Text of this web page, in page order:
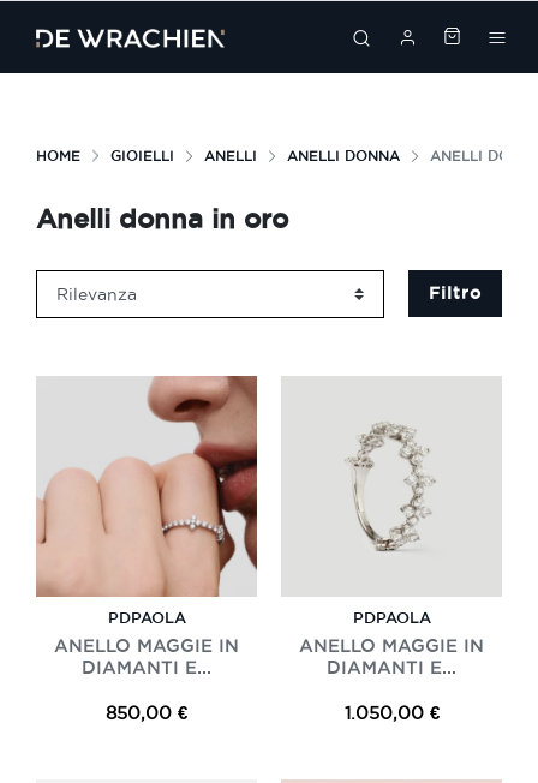
search
HOME GIOIELLI ANELLI ANELLI DONNA ANELLI
Anelli donna in oro
Filtro
PDPAOLA
ANELLO MAGGIE IN
DIAMANTI E...
850,00 €
PDPAOLA
ANELLO MAGGIE IN
DIAMANTI E...
1.050,00 €